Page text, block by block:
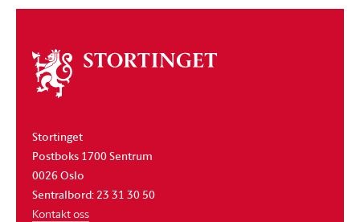
Om
stortinget
Stortinget
Postboks 1700 Sentrum
0026 Oslo
Sentralbord: 23 31 30 50
Kontakt oss